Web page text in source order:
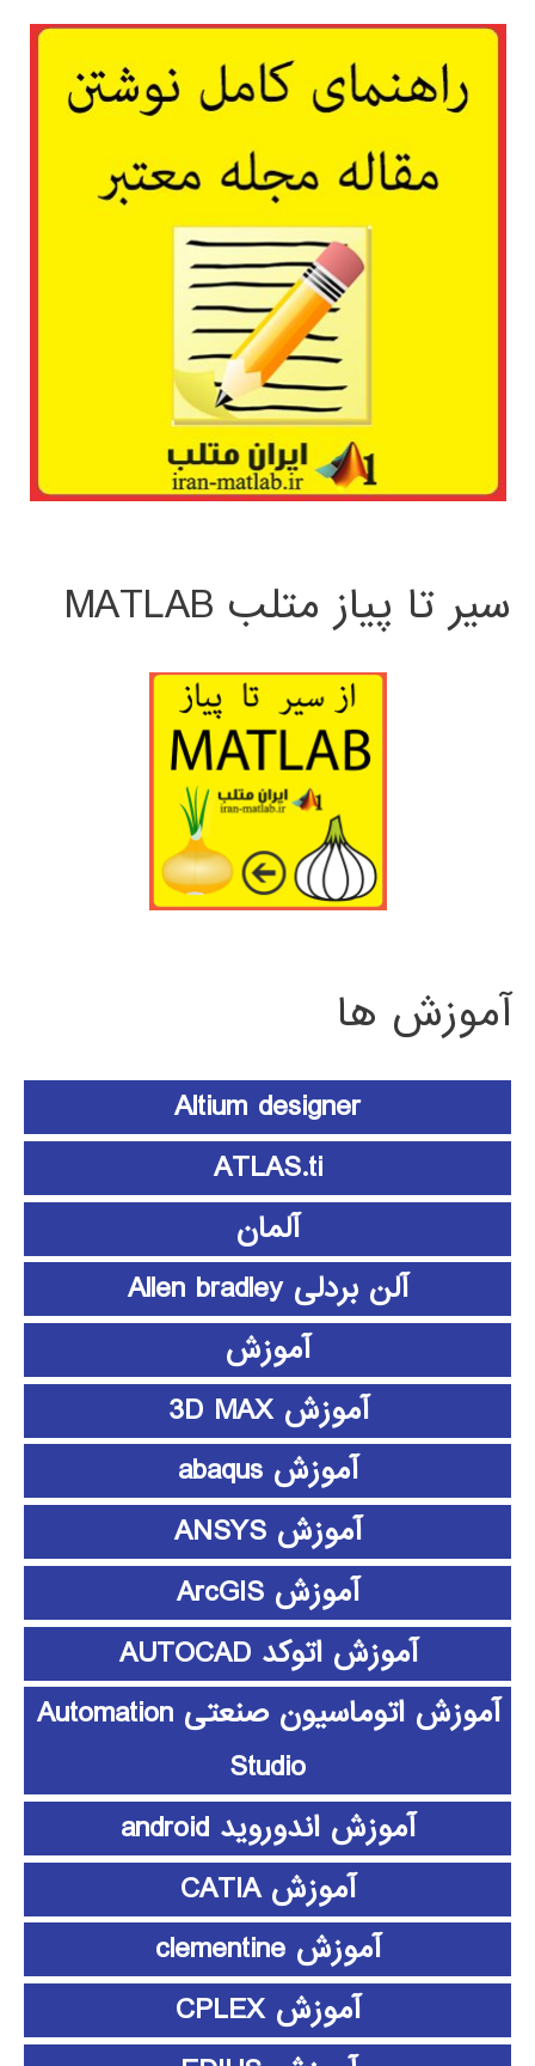
سیر تا پیاز متلب MATLAB
آموزش ها
Altium designer
ATLAS.ti
آلمان
آلن بردلی Allen bradley
آموزش
آموزش 3D MAX
آموزش abaqus
آموزش ANSYS
آموزش ArcGIS
آموزش اتوکد AUTOCAD
آموزش اتوماسیون صنعتی Automation
Studio
آموزش اندوروید android
آموزش CATIA
آموزش clementine
آموزش CPLEX